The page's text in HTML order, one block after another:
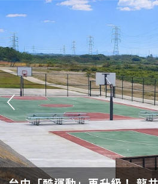
眼用鏡片」等13項臨床研發技
高雄》啟用近30年迎來外觀與
站改造完工啟用
縮短藥效等待期！中山附醫引
小時內見效、助重症患者重返
台北》首創水資源循環教育園
正式啟用
專題人物》我不是會長，是歐
30年守護帕運選手
台中》甜點烘焙成憂鬱症處方
藝術治療走出多年陰霾
台中》強颱巴威逼近 中市勞工
台中》中捷聯名VTuber活動告
邊營收破250萬
台中》看好綠美圖 大巨蛋商機！星享道攜手萬豪 打造
中部首間雅樂軒酒店
THE世界大學影響力排名公佈
23名、全台醫學大學第3名
桃園市籌備115年全民運動會
重要前置作業
2026年金星最佳觀賞期將至
高
台中》中山醫大響應「30+大
高齡照護學分專班
三星伴月聯手金星近鬼宿星團
文秀
台中》端午節前勞累驚覺單側